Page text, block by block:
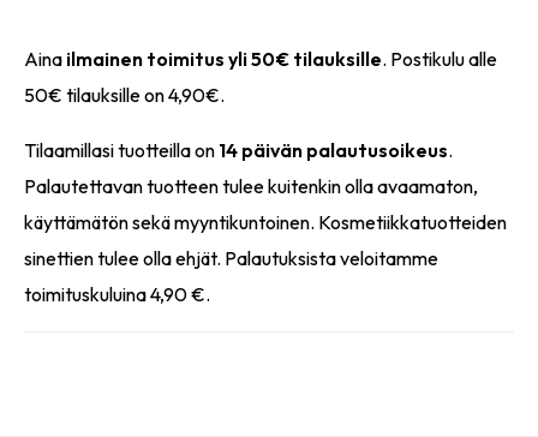
Aina ilmainen toimitus yli 50€ tilauksille. Postikulu alle
50€ tilauksille on 4,90€.
Tilaamillasi tuotteilla on 14 päivän palautusoikeus.
Palautettavan tuotteen tulee kuitenkin olla avaamaton,
käyttämätön sekä myyntikuntoinen. Kosmetiikkatuotteiden
sinettien tulee olla ehjät. Palautuksista veloitamme
toimituskuluina 4,90 €.